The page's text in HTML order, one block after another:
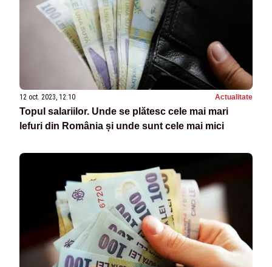
12 oct. 2023, 12:10 Actualitate
Topul salariilor. Unde se plătesc cele mai mari
lefuri din România și unde sunt cele mai mici